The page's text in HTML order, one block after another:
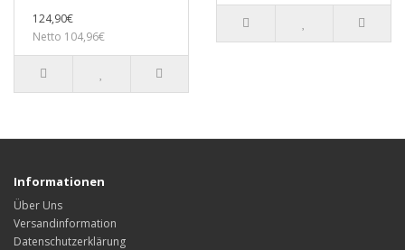
124,90€
Netto 104,96€
Informationen
Über Uns
Versandinformation
Datenschutzerklärung